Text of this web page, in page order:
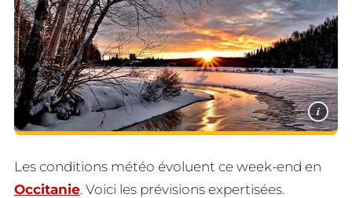
i
Les conditions météo évoluent ce week-end en
Occitanie. Voici les prévisions expertisées.